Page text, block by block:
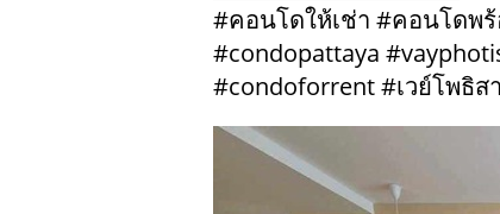
#คอนโดให้เช่า #คอนโดพ
#condopattaya
#condoforrent #เวย์โพธิส